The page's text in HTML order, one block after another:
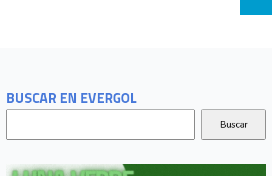
BUSCAR EN EVERGOL